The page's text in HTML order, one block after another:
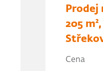
Prodej
205
Cena